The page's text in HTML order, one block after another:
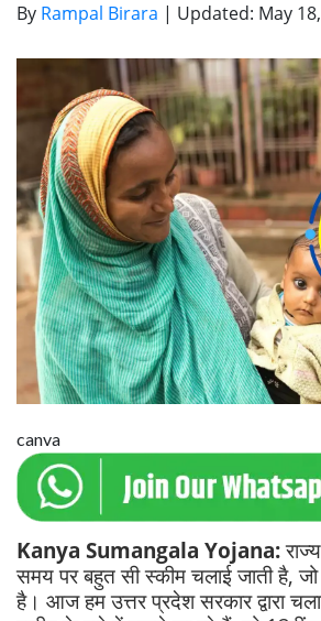
By Rampal Birara | Updated: May
canva
Kanya Sumangala Yojana:
समय पर बहुत सी स्कीम चलाई जाती है, जो
है। आज हम उत्तर प्रदेश सरकार द्वारा